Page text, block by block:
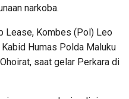
narkoba.
Lease, Kombes (Pol) Leo
Humas Polda Maluku
saat gelar Perkara di